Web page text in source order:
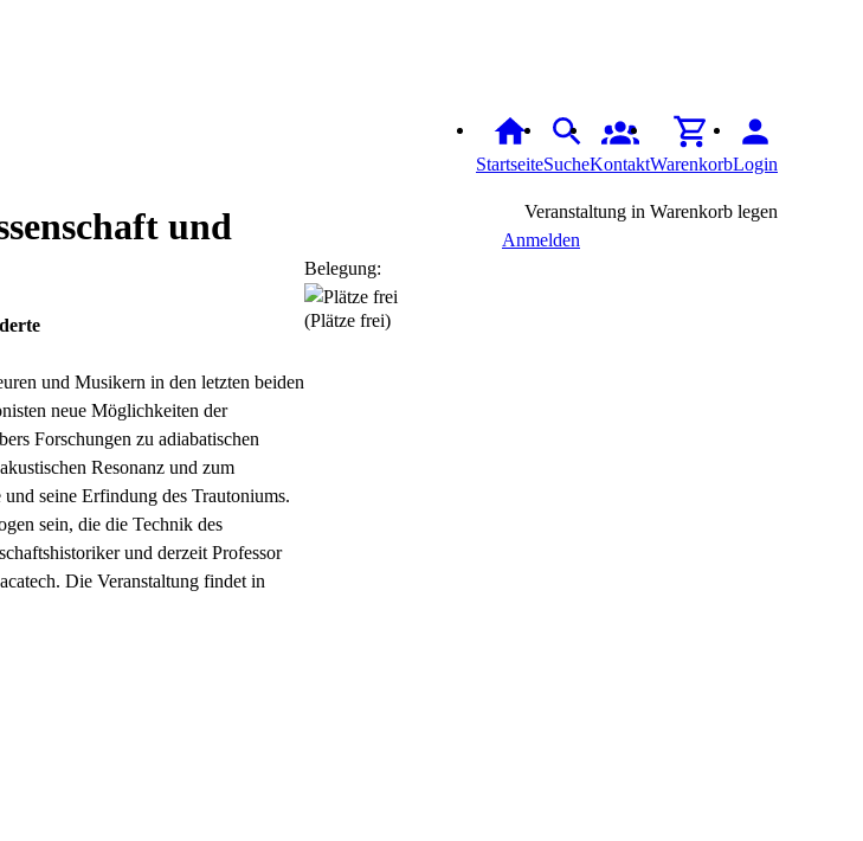
StartseiteSucheKontaktWarenkorbLogin
und
und Musikern in den letzten beiden
neue Möglichkeiten der
Forschungen zu adiabatischen
Resonanz und zum
seine Erfindung des Trautoniums.
sein, die die Technik des
und derzeit Professor
Die Veranstaltung findet in
Veranstaltung in Warenkorb legen
Anmelden
Belegung:
(Plätze frei)